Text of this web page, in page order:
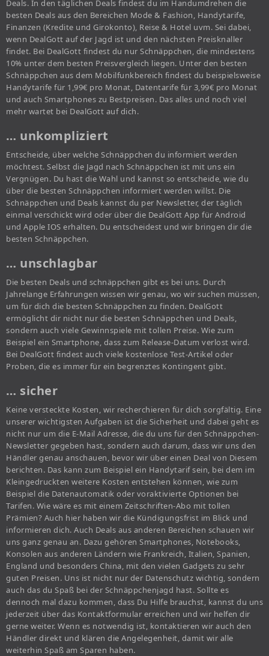
Deals. In den täglichen Deals findest du im Handumdrehen die
besten Deals aus den Bereichen Mode & Fashion, Handytarife,
Finanzen (Kredite und Girokonto), Reise & Hotel uvm. Sei dabei,
wenn DealGott auf der Jagd ist und den nächsten Preisknaller
findet. Bei DealGott findest du nur Schnäppchen, die mindestens
10% unter dem besten Preisvergleich liegen. Unter den besten
Schnäppchen aus dem Mobilfunkbereich findest du beispielsweise
Handytarife für 1,99€ pro Monat, Datentarife für 3,99€ pro Monat
und auch Smartphones zu Bestpreisen. Das alles und noch viel
mehr wartet bei DealGott auf dich.
… unkompliziert
Entscheide, über welche Schnäppchen du informiert werden
möchtest. Selbst die Jagd nach Schnäppchen ist mit uns ein
Vergnügen. Du hast die Wahl und kannst so entscheide, wie du
über die besten Schnäppchen informiert werden willst. Die
Schnäppchen und Deals kannst du per Newsletter, der täglich
einmal verschickt wird oder über die DealGott App für Android
und Apple IOS erhalten. Du entscheidest und wir bringen dir die
besten Schnäppchen.
… unschlagbar
Die besten Deals und schnäppchen gibt es bei uns. Durch
Jahrelange Erfahrungen wissen wir genau, wo wir suchen müssen,
um für dich die besten Schnäppchen zu finden. DealGott
ermöglicht dir nicht nur die besten Schnäppchen und Deals,
sondern auch viele Gewinnspiele mit tollen Preise. Wie zum
Beispiel ein Smartphone, dass zum Release-Datum verlost wird.
Bei DealGott findest auch viele kostenlose Test-Artikel oder
Proben, die es immer für ein begrenztes Kontingent gibt.
… sicher
Keine versteckte Kosten, wir recherchieren für dich sorgfältig. Eine
unserer wichtigsten Aufgaben ist die Sicherheit und dabei geht es
nicht nur um die E-Mail Adresse, die du uns für den Schnäppchen-
Newsletter gegeben hast, sondern auch darum, dass wir uns den
Händler genau anschauen, bevor wir über einen Deal von Diesem
berichten. Das kann zum Beispiel ein Handytarif sein, bei dem im
Kleingedruckten weitere Kosten entstehen können, wie zum
Beispiel die Datenautomatik oder voraktivierte Optionen bei
Tarifen. Wie wäre es mit einem Zeitschriften-Abo mit tollen
Prämien? Auch hier haben wir die Kündigungsfrist im Blick und
informieren dich. Auch Deals aus anderen Bereichen schauen wir
uns ganz genau an. Dazu gehören Smartphones, Notebooks,
Konsolen aus anderen Ländern wie Frankreich, Italien, Spanien,
England und besonders China, mit den vielen Gadgets zu sehr
guten Preisen. Uns ist nicht nur der Datenschutz wichtig, sondern
auch das du Spaß bei der Schnäppchenjagd hast. Sollte es
dennoch mal dazu kommen, dass Du Hilfe brauchst, kannst du uns
jederzeit über das Kontaktformular erreichen und wir helfen dir
gerne weiter. Wenn es notwendig ist, kontaktieren wir auch den
Händler direkt und klären die Angelegenheit, damit wir alle
weiterhin Spaß am Sparen haben.